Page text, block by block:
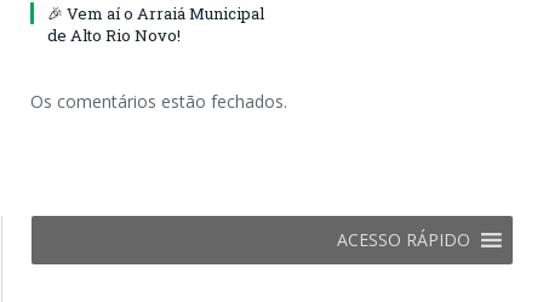
🎉 Vem aí o Arraiá Municipal
de Alto Rio Novo!
Os comentários estão fechados.
ACESSO RÁPIDO